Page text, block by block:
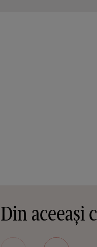
Din aceeași